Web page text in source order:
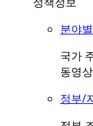
분야
국가
동영
정부/